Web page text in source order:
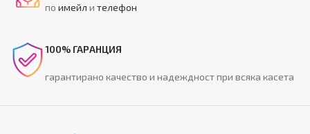
поимейл ителефон
100% ГАРАНЦИЯ
гарантирано качество и надеждност при всяка касета